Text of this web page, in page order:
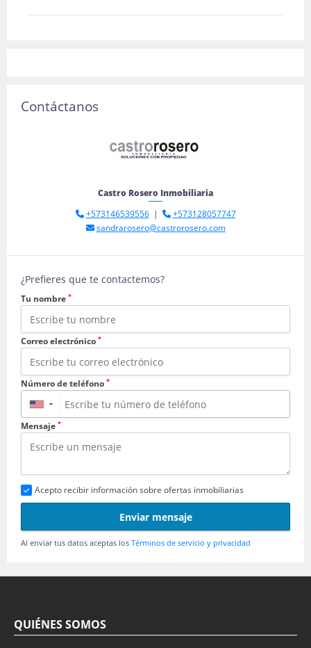
Contáctanos
Castro Rosero Inmobiliaria
+573146539556|
+573128057747
sandrarosero@castrorosero.com
¿Prefieres que te contactemos?
Tu nombre *
Correo electrónico *
Número de teléfono *
▼
Mensaje *
Acepto recibir información sobre ofertas inmobiliarias
Enviar mensaje
Al enviar tus datos aceptas los Términos de servicio y privacidad
QUIÉNES SOMOS